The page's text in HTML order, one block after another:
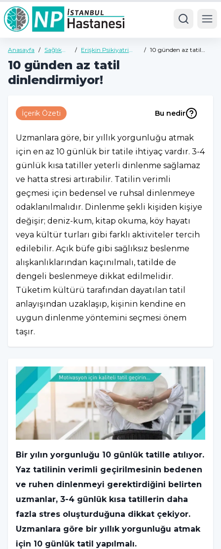
Anasayfa / Sağlık
/ Erişkin Psikiyatri
/ 10 günden az tatil
10 günden az tatil
dinlendirmiyor!
İçerik Özeti Bu nedir
Uzmanlara göre, bir yıllık yorgunluğu atmak
için en az 10 günlük bir tatile ihtiyaç vardır. 3-4
günlük kısa tatiller yeterli dinlenme sağlamaz
ve hatta stresi artırabilir. Tatilin verimli
geçmesi için bedensel ve ruhsal dinlenmeye
odaklanılmalıdır. Dinlenme şekli kişiden kişiye
değişir; deniz-kum, kitap okuma, köy hayatı
veya kültür turları gibi farklı aktiviteler tercih
edilebilir. Açık büfe gibi sağlıksız beslenme
alışkanlıklarından kaçınılmalı, tatilde de
dengeli beslenmeye dikkat edilmelidir.
Tüketim kültürü tarafından dayatılan tatil
anlayışından uzaklaşıp, kişinin kendine en
uygun dinlenme yöntemini seçmesi önem
taşır.
Bir yılın yorgunluğu 10 günlük tatille atılıyor.
Yaz tatilinin verimli geçirilmesinin bedenen
ve ruhen dinlenmeyi gerektirdiğini belirten
uzmanlar, 3-4 günlük kısa tatillerin daha
fazla stres oluşturduğuna dikkat çekiyor.
Uzmanlara göre bir yıllık yorgunluğu atmak
için 10 günlük tatil yapılmalı.